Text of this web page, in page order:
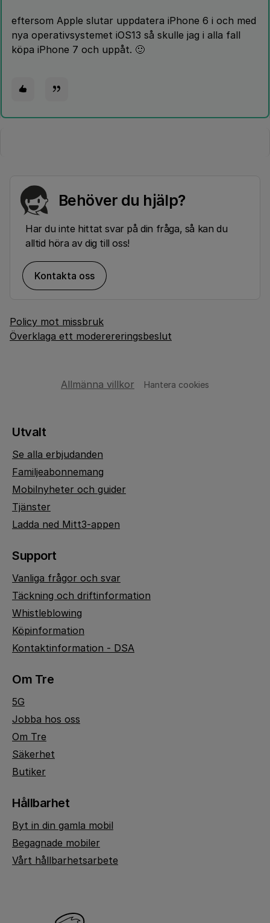
eftersom Apple slutar uppdatera iPhone 6 i och med
nya operativsystemet iOS13 så skulle jag i alla fall
köpa iPhone 7 och uppåt. 🙂
Behöver du hjälp?
Har du inte hittat svar på din fråga, så kan du
alltid höra av dig till oss!
Kontakta oss
Policy mot missbruk
Överklaga ett moderereringsbeslut
Allmänna villkor Hantera cookies
Utvalt
Se alla erbjudanden
Familjeabonnemang
Mobilnyheter och guider
Tjänster
Ladda ned Mitt3-appen
Support
Vanliga frågor och svar
Täckning och driftinformation
Whistleblowing
Köpinformation
Kontaktinformation - DSA
Om Tre
5G
Jobba hos oss
Om Tre
Säkerhet
Butiker
Hållbarhet
Byt in din gamla mobil
Begagnade mobiler
Vårt hållbarhetsarbete